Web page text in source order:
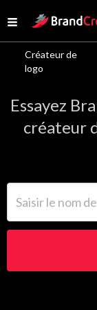
Open menu
Site Logo
Créateur de
logo
Essayez
créateur